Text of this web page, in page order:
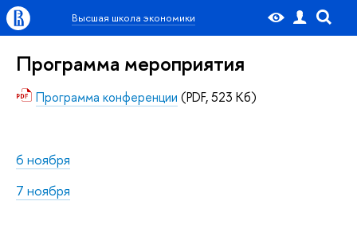
Высшая школа экономики
Программа мероприятия
Программа конференции (PDF, 523 Кб)
6 ноября
7 ноября